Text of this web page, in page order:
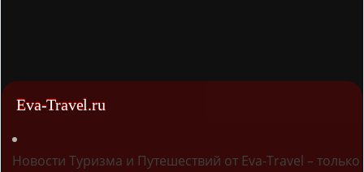
Eva-Travel.ru
Новости Туризма и Путешествий от Eva-Travel – только